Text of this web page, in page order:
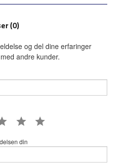
(0)
og del dine erfaringer
andre kunder.
4 star 5 star
din